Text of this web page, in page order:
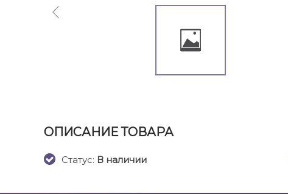
ОПИСАНИЕ ТОВАРА
Cтатус: В наличии